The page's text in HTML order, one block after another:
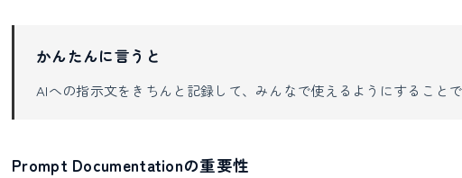
かんたんに言うと
AIへの指示文をきちんと記録して、みんなで使えるようにすることで
Prompt Documentationの重要性